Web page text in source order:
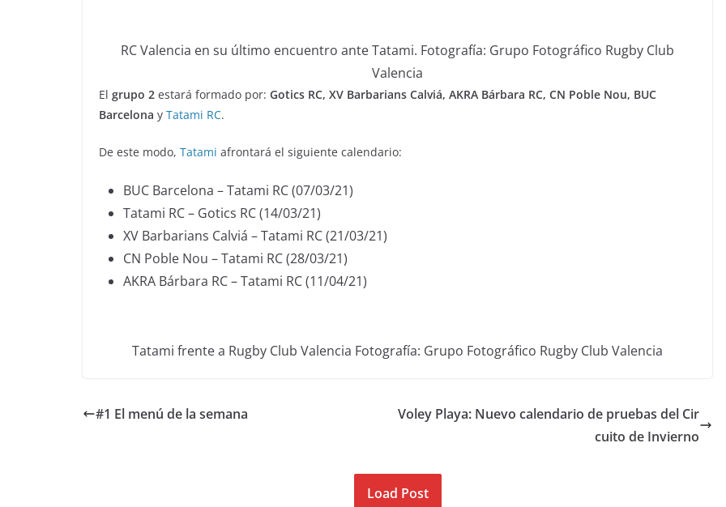
RC Valencia en su último encuentro ante Tatami. Fotografía: Grupo Fotográfico Rugby Club
Valencia
El grupo 2 estará formado por: Gotics RC, XV Barbarians Calviá, AKRA Bárbara RC, CN Poble Nou, BUC
Barcelona y Tatami RC.
De este modo, Tatami afrontará el siguiente calendario:
BUC Barcelona – Tatami RC (07/03/21)
Tatami RC – Gotics RC (14/03/21)
XV Barbarians Calviá – Tatami RC (21/03/21)
CN Poble Nou – Tatami RC (28/03/21)
AKRA Bárbara RC – Tatami RC (11/04/21)
Tatami frente a Rugby Club Valencia Fotografía: Grupo Fotográfico Rugby Club Valencia
#1 El menú de la semana
Voley Playa: Nuevo calendario de pruebas del Cir
cuito de Invierno
Load Post